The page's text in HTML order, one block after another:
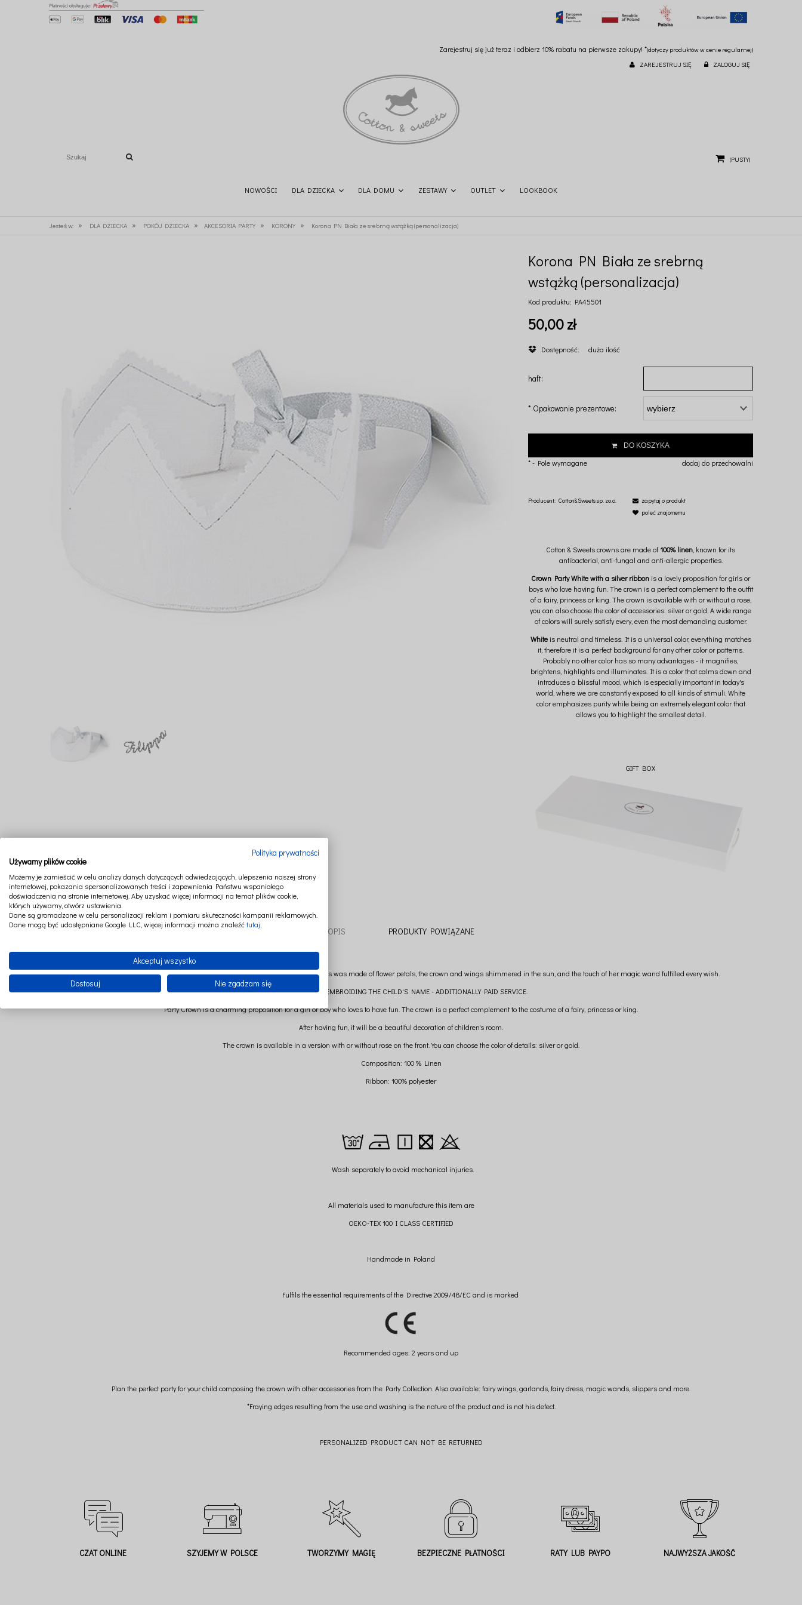
Zarejestruj się już teraz i odbierz 10% rabatu na pierwsze zakupy! *(dotyczy produktów w cenie regularnej)
ZAREJESTRUJ SIĘ ZALOGUJ SIĘ
(PUSTY)
NOWOŚCI DLA DZIECKA DLA DOMU ZESTAWY OUTLET LOOKBOOK
Jesteś w: » DLA DZIECKA » POKÓJ DZIECKA » AKCESORIA PARTY » KORONY » Korona PN Biała ze srebrną wstążką (personalizacja)
Korona PN Biała ze srebrną
wstążką (personalizacja)
Kod produktu: PA45501
50,00 zł
Dostępność: duża ilość
haft:
* Opakowanie prezentowe:
DO KOSZYKA
dodaj do przechowalni
*- Pole wymagane
Producent: Cotton&Sweets sp. zo.o.
zapytaj o produkt
poleć znajomemu
Cotton & Sweets crowns are made of100% linen, known for its
antibacterial, anti-fungal and anti-allergic properties.
Crown Party White with a silver ribbon is a lovely proposition for girls or
boys who love having fun. The crown is a perfect complement to the outfit
of a fairy, princess or king. The crown is available with or without a rose,
you can also choose the color of accessories: silver or gold. A wide range
of colors will surely satisfy every, even the most demanding customer.
Whiteis neutral and timeless. It is a universal color, everything matches
it, therefore it is a perfect background for any other color or patterns.
Probably no other color has so many advantages - it magnifies,
brightens, highlights and illuminates. It is a color that calms down and
introduces a blissful mood, which is especially important in today's
world, where we are constantly exposed to all kinds of stimuli. White
color emphasizes purity while being an extremely elegant color that
allows you to highlight the smallest detail.
GIFT BOX
OPIS PRODUKTY POWIĄZANE
Once upon a time in a magical forest there was an extraordinary fairy. Her dress was made of flower petals, the crown and wings shimmered in the sun, and the touch of her magic wand fulfilled every wish.
POSSIBILITY OF EMBROIDING THE CHILD'S NAME - ADDITIONALLY PAID SERVICE.
Party Crown is a charming proposition for a girl or boy who loves to have fun. The crown is a perfect complement to the costume of a fairy, princess or king.
After having fun, it will be a beautiful decoration of children's room.
The crown is available in a version with or without rose on the front. You can choose the color of details: silver or gold.
Composition: 100 % Linen
Ribbon: 100% polyester
Wash separately to avoid mechanical injuries.
All materials used to manufacture this item are
OEKO-TEX 100 I CLASS CERTIFIED
Handmade in Poland
Fulfils the essential requirements of the Directive 2009/48/EC and is marked
Recommended ages: 2 years and up
Plan the perfect party for your child composing the crown with other accessories from the Party Collection. Also available: fairy wings, garlands, fairy dress, magic wands, slippers and more.
*Fraying edges resulting from the use and washing is the nature of the product and is not his defect.
PERSONALIZED PRODUCT CAN NOT BE RETURNED
CZAT ONLINE SZYJEMY W POLSCE TWORZYMY MAGIĘ BEZPIECZNE PŁATNOŚCI RATY LUB PAYPO NAJWYŻSZA JAKOŚĆ
Polityka prywatności
Używamy plików cookie
Możemy je zamieścić w celu analizy danych dotyczących odwiedzających, ulepszenia naszej strony
internetowej, pokazania spersonalizowanych treści i zapewnienia Państwu wspaniałego
doświadczenia na stronie internetowej. Aby uzyskać więcej informacji na temat plików cookie,
których używamy, otwórz ustawienia.
Dane są gromadzone w celu personalizacji reklam i pomiaru skuteczności kampanii reklamowych.
Dane mogą być udostępniane Google LLC, więcej informacji można znaleźć tutaj
Akceptuj wszystko
Dostosuj Nie zgadzam się